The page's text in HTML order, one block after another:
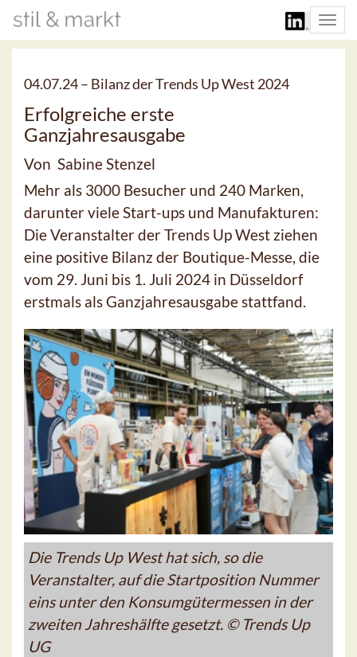
04.07.24 – Bilanz der Trends Up West 2024
Erfolgreiche erste
Ganzjahresausgabe
Von Sabine Stenzel
Mehr als 3000 Besucher und 240 Marken,
darunter viele Start-ups und Manufakturen:
Die Veranstalter der Trends Up West ziehen
eine positive Bilanz der Boutique-Messe, die
vom 29. Juni bis 1. Juli 2024 in Düsseldorf
erstmals als Ganzjahresausgabe stattfand.
Die Trends Up West hat sich, so die
Veranstalter, auf die Startposition Nummer
eins unter den Konsumgütermessen in der
zweiten Jahreshälfte gesetzt. © Trends Up
UG